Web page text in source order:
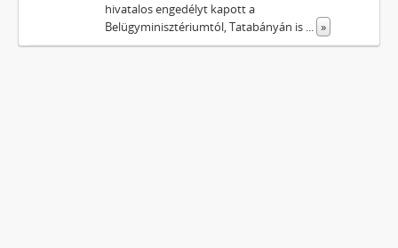
hivatalos engedélyt kapott a
Belügyminisztériumtól, Tatabányán is ... »